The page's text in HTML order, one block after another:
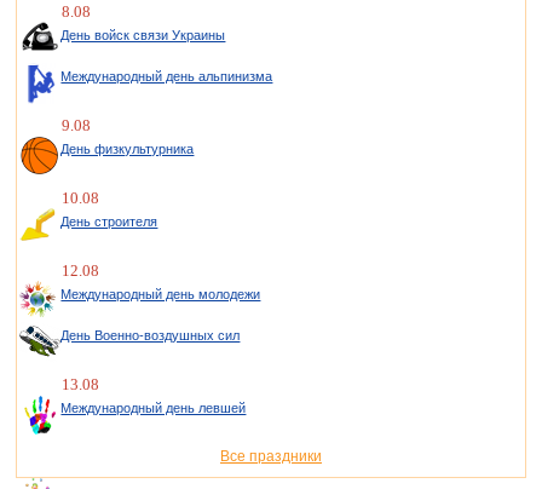
8.08
День войск связи Украины
Международный день альпинизма
9.08
День физкультурника
10.08
День строителя
12.08
Международный день молодежи
День Военно-воздушных сил
13.08
Международный день левшей
Все праздники